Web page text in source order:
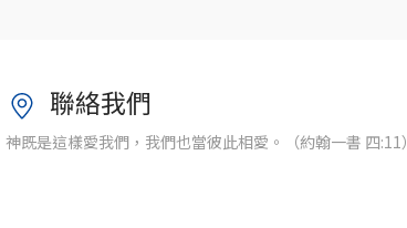
聯絡我們
神既是這樣愛我們，我們也當彼此相愛。（約翰一書 四:11）